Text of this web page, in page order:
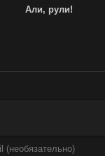
Али, рули!